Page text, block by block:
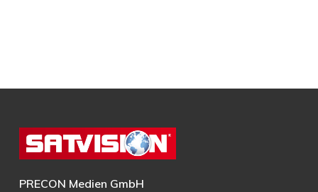
PRECON Medien GmbH